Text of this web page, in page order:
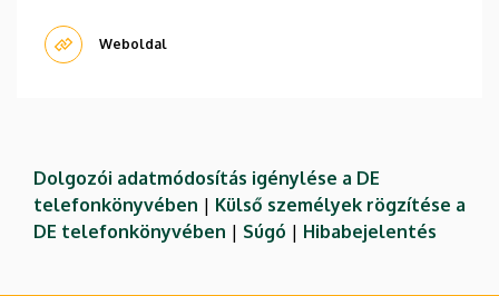
Weboldal
Dolgozói adatmódosítás igénylése a DE
telefonkönyvében | Külső személyek rögzítése a
DE telefonkönyvében | Súgó | Hibabejelentés